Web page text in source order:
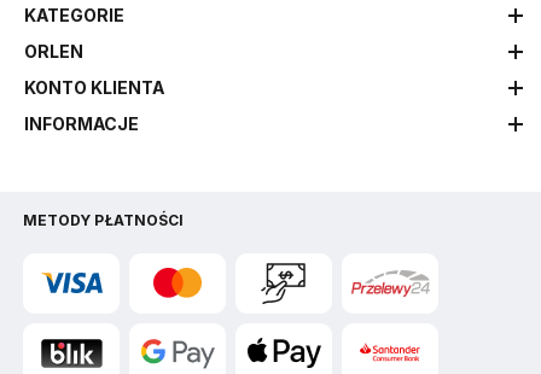
KATEGORIE
ORLEN
KONTO KLIENTA
INFORMACJE
METODY PŁATNOŚCI